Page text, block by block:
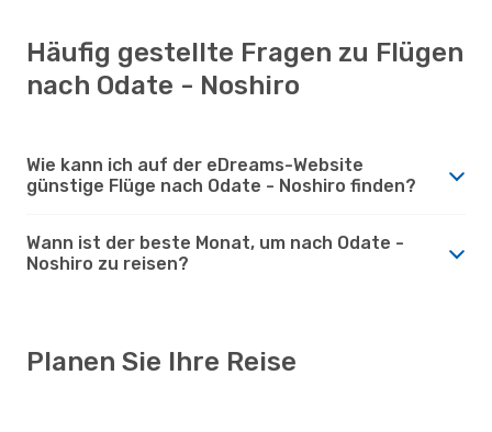
Häufig gestellte Fragen zu Flügen
nach Odate - Noshiro
Wie kann ich auf der eDreams-Website
günstige Flüge nach Odate - Noshiro finden?
Wann ist der beste Monat, um nach Odate -
Noshiro zu reisen?
Planen Sie Ihre Reise